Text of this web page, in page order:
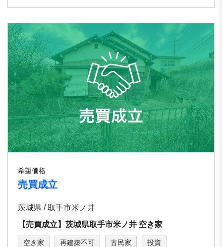
希望価格
売買成立
茨城県 / 取⼿市⽶ノ井
【売買成立】茨城県取⼿市⽶ノ井 空き家
空き家 再建築不可 古民家 投資